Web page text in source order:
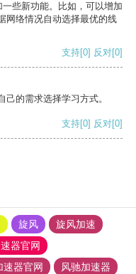
些新功能。比如，可以增加
网络情况自动选择最优的线
支持[0] 反对[0]
的需求选择学习方式。
支持[0] 反对[0]
旋风
旋风加速
器官网
速器官网 风驰加速器